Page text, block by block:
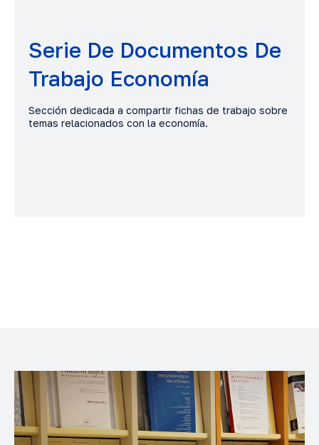
Serie De Documentos De
Trabajo Economía
Sección dedicada a compartir fichas de trabajo sobre
temas relacionados con la economía.